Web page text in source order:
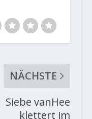
NÄCHSTE
Siebe vanHee
klettert im